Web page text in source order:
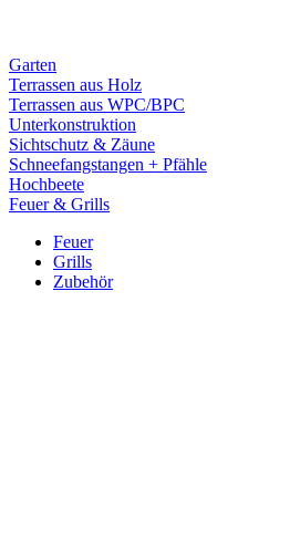
Garten
Terrassen aus Holz
Terrassen aus WPC/BPC
Unterkonstruktion
Sichtschutz & Zäune
Schneefangstangen + Pfähle
Hochbeete
Feuer & Grills
Feuer
Grills
Zubehör